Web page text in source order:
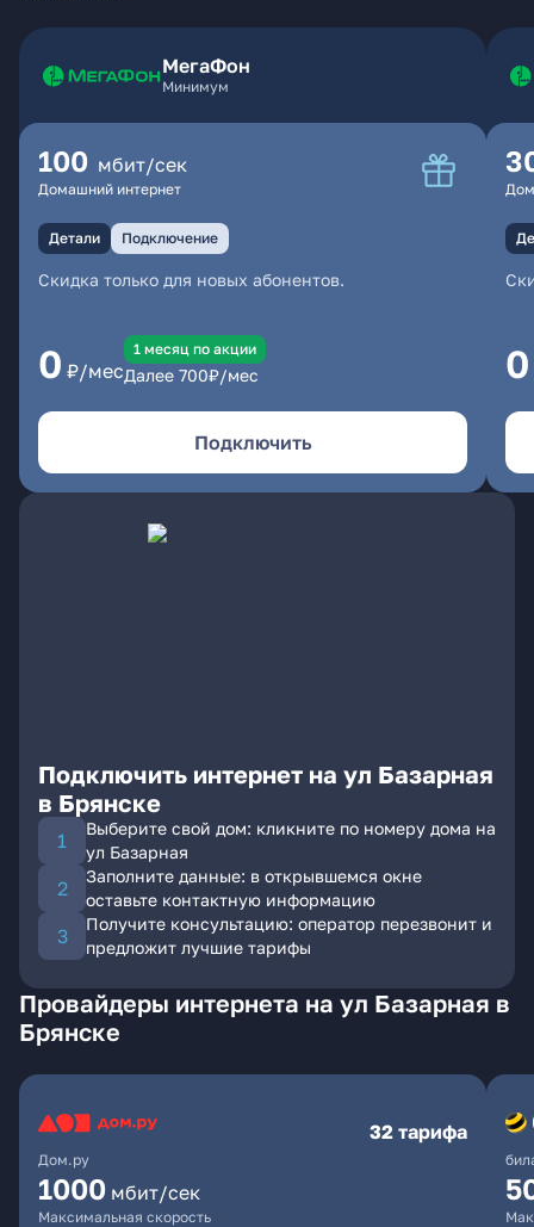
МегаФон
Минимум
100 мбит/сек
Домашний интернет
Детали Подключение
Скидка только для новых абонентов.
0 ₽/мес
1 месяц по акции
Далее 700₽/мес
Подключить
0
Подключить интернет на ул Базарная
в Брянске
Выберите свой дом: кликните по номеру дома на
ул Базарная
Заполните данные: в открывшемся окне
оставьте контактную информацию
Получите консультацию: оператор перезвонит и
предложит лучшие тарифы
Провайдеры интернета на ул Базарная в
Брянске
Дом.ру
32 тарифа
1000 мбит/сек
Максимальная скорость